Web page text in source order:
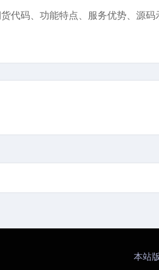
代码、功能特点、服务优势、源
本站